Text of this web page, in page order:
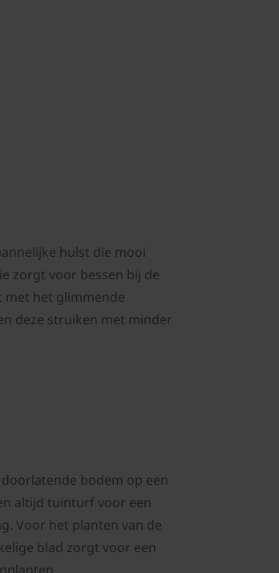
hulst die mooi
zorgt voor bessen bij de
met het glimmende
deze struiken met minder
bodem op een
altijd tuinturf voor een
Voor het planten van de
blad zorgt voor een